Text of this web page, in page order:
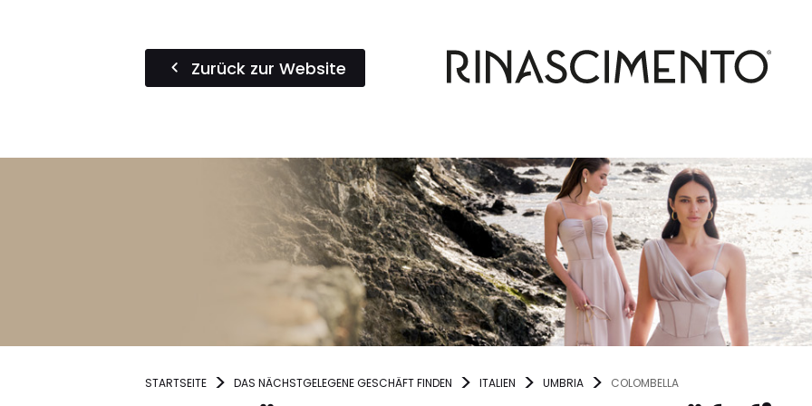
Zurück zur Website
STARTSEITE DAS NÄCHSTGELEGENE GESCHÄFT FINDEN ITALIEN UMBRIA COLOMBELLA